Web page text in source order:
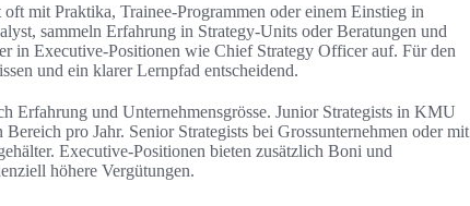
mit Praktika, Trainee-Programmen oder einem Einstieg in
sammeln Erfahrung in Strategy-Units oder Beratungen und
in Executive-Positionen wie Chief Strategy Officer auf. Für den
und ein klarer Lernpfad entscheidend.
Erfahrung und Unternehmensgrösse. Junior Strategists in KMU
pro Jahr. Senior Strategists bei Grossunternehmen oder mit
Executive-Positionen bieten zusätzlich Boni und
höhere Vergütungen.